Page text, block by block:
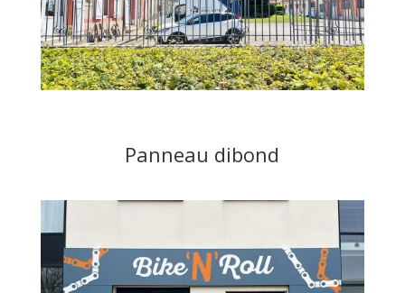
Panneau dibond